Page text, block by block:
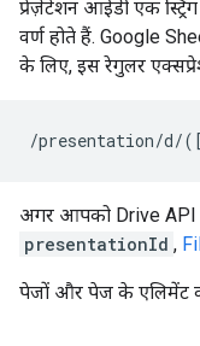
प्रेज़ेंटेशन आईडी एक
वर्ण होते हैं. Google
के लिए, इस रेगुलर
/presentation/d/
अगर आपको Drive API
presentationId ,
पेजों और पेज के एलिमेंट